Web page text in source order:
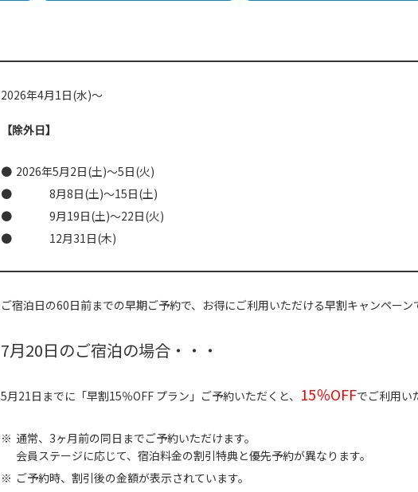
2026年4月1日(水)～
【除外日】
2026年5月2日(土)～5日(火)
8月8日(土)～15日(土)
9月19日(土)～22日(火)
12月31日(木)
ご宿泊日の60日前までの早期ご予約で、お得にご利用いただける早割キャンペーン
7月20日のご宿泊の場合・・・
5月21日までに「早割15％OFF プラン」ご予約いただくと、 15％OFFでご利用い
通常、3ヶ月前の同日までご予約いただけます。
会員ステージに応じて、宿泊料金の割引特典と優先予約が異なります。
ご予約時、割引後の金額が表示されています。